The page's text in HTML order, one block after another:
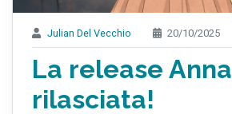
Julian Del Vecchio 20/10/2025
La release
rilasciata!